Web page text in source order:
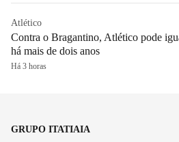
Atlético
Contra o Bragantino, Atlético pode
há mais de dois anos
Há 3 horas
GRUPO ITATIAIA